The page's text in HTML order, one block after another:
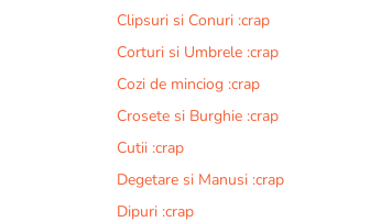
Clipsuri si Conuri :crap
Corturi si Umbrele :crap
Cozi de minciog :crap
Crosete si Burghie :crap
Cutii :crap
Degetare si Manusi :crap
Dipuri :crap